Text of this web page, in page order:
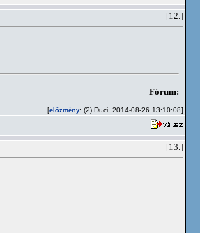
[12.]
Fórum:
[előzmény: (2) Duci, 2014-08-26 13:10:08]
[13.]